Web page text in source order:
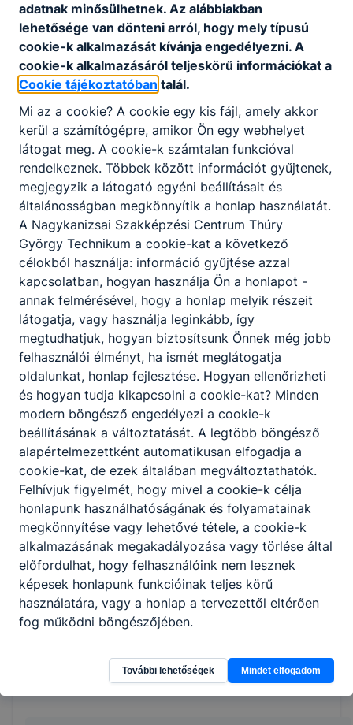
nyelven.
KOMPETENCIAELVÁRÁS
Kiváló kommunikáció szóban és írásban,
beállítottság, szervező-, kezdeményező- és
együttműködő képesség, nyelvérzék.
A SZAKKÉPZETTSÉGGEL RENDELKEZŐ
Széleskörű szakmai tudással és általános
műveltséggel rendelkezik;
ismeri és betartja a protokoll és az etikett
szabályait;
magas szinten kommunikál szóban és
írásban, magyar és idegen nyelven,
információt nyújt;
tisztában van az idegenforgalom
szerkezetével, fontosságával, hogy
jelentős mértékben járul hozzá a gazdaság
élénkítéséhez;
ismeri a vonatkozó törvényeket, az írott és
íratlan szabályokat, képes követni a
változásokat;
kezeli a digitális technikát, ismeri a
szakmai szoftvereket;
átlátja a turisztikai vállalkozásban
előforduló munkafolyamatokat;
utasítások, iránymutatás alapján, később
önállóan képes a szállodai, irodai, utazási
irodai területen a szervezői, ügyintézői,
referensi, tájékoztatási, hostess és
tapasztalatszerzés után vezetővé tud
adatnak minősülhetnek. Az alábbiakban
lehetősége van dönteni arról, hogy mely típusú
cookie-k alkalmazását kívánja engedélyezni. A
cookie-k alkalmazásáról teljeskörű információkat a
Cookie tájékoztatóban talál.
Mi az a cookie? A cookie egy kis fájl, amely akkor
kerül a számítógépre, amikor Ön egy webhelyet
látogat meg. A cookie-k számtalan funkcióval
rendelkeznek. Többek között információt gyűjtenek,
megjegyzik a látogató egyéni beállításait és
általánosságban megkönnyítik a honlap használatát.
A Nagykanizsai Szakképzési Centrum Thúry
György Technikum a cookie-kat a következő
célokból használja: információ gyűjtése azzal
kapcsolatban, hogyan használja Ön a honlapot -
annak felmérésével, hogy a honlap melyik részeit
látogatja, vagy használja leginkább, így
megtudhatjuk, hogyan biztosítsunk Önnek még jobb
felhasználói élményt, ha ismét meglátogatja
oldalunkat, honlap fejlesztése. Hogyan ellenőrizheti
és hogyan tudja kikapcsolni a cookie-kat? Minden
modern böngésző engedélyezi a cookie-k
beállításának a változtatását. A legtöbb böngésző
alapértelmezettként automatikusan elfogadja a
cookie-kat, de ezek általában megváltoztathatók.
Felhívjuk figyelmét, hogy mivel a cookie-k célja
honlapunk használhatóságának és folyamatainak
megkönnyítése vagy lehetővé tétele, a cookie-k
alkalmazásának megakadályozása vagy törlése által
előfordulhat, hogy felhasználóink nem lesznek
képesek honlapunk funkcióinak teljes körű
használatára, vagy a honlap a tervezettől eltérően
fog működni böngészőjében.
További lehetőségek Mindet elfogadom